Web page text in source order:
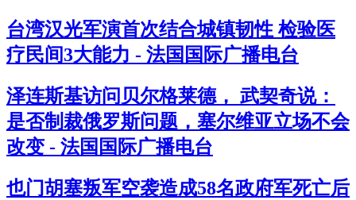
台湾汉光军演首次结合城镇韧性 检验医
疗民间3大能力 - 法国国际广播电台
泽连斯基访问贝尔格莱德， 武契奇说：
是否制裁俄罗斯问题，塞尔维亚立场不会
改变 - 法国国际广播电台
也门胡塞叛军空袭造成58名政府军死亡后